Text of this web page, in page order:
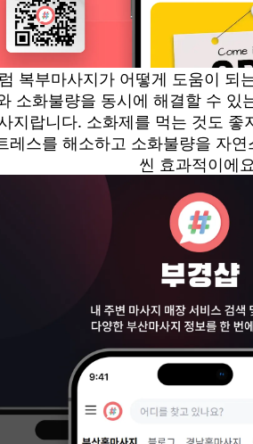
복부마사지가 어떻게 도움이 되
소화불량을 동시에 해결할 수 있
지랍니다. 소화제를 먹는 것도 좋
레스를 해소하고 소화불량을 자
씬 효과적이에